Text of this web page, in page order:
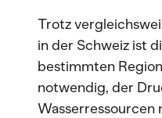
Trotz
in der Schweiz ist
bestimmten
notwendig, der
Wasserressourcen